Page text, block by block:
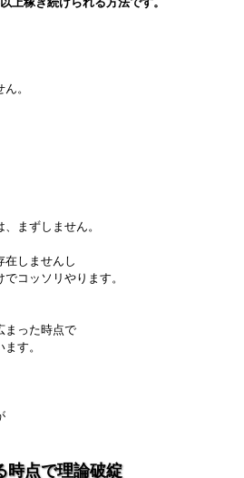
。
まずしません。
在しませんし
コッソリやります。
まった時点で
す。
時点で理論破綻